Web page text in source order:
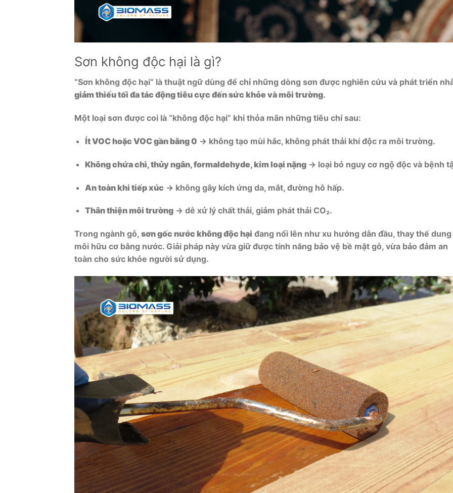
Sơn không độc hại là gì?
“Sơn không độc hại” là thuật ngữ dùng để chỉ những dòng sơn được nghiên cứu và phát triển
giảm thiểu tối đa tác động tiêu cực đến sức khỏe và môi trường.
Một loại sơn được coi là “không độc hại” khi thỏa mãn những tiêu chí sau:
Ít VOC hoặc VOC gần bằng 0 → không tạo mùi hắc, không phát thải khí độc ra môi trường.
Không chứa chì, thủy ngân, formaldehyde, kim loại nặng→ loại bỏ nguy cơ ngộ độc và bệnh
An toàn khi tiếp xúc → không gây kích ứng da, mắt, đường hô hấp.
Thân thiện môi trường→ dễ xử lý chất thải, giảm phát thải CO₂.
Trong ngành gỗ, sơn gốc nước không độc hại đang nổi lên như xu hướng dẫn đầu, thay thế dung
môi hữu cơ bằng nước. Giải pháp này vừa giữ được tính năng bảo vệ bề mặt gỗ, vừa bảo đảm an
toàn cho sức khỏe người sử dụng.